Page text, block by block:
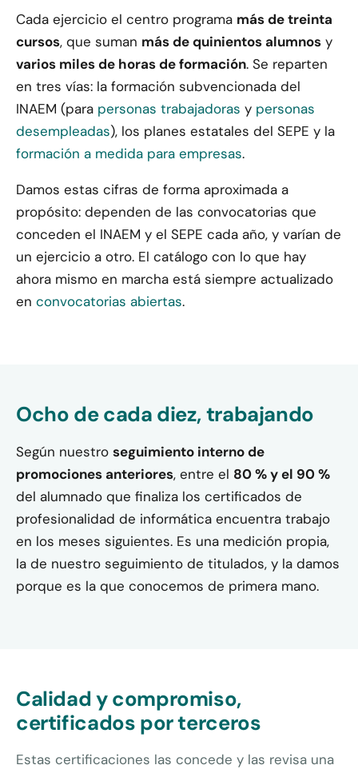
Cada ejercicio el centro programa más de treinta
cursos, que suman más de quinientos alumnos y
varios miles de horas de formación. Se reparten
en tres vías: la formación subvencionada del
INAEM (para personas trabajadoras y personas
desempleadas), los planes estatales del SEPE y la
formación a medida para empresas.
Damos estas cifras de forma aproximada a
propósito: dependen de las convocatorias que
conceden el INAEM y el SEPE cada año, y varían de
un ejercicio a otro. El catálogo con lo que hay
ahora mismo en marcha está siempre actualizado
en convocatorias abiertas.
Ocho de cada diez, trabajando
Según nuestro seguimiento interno de
promociones anteriores, entre el 80 % y el 90 %
del alumnado que finaliza los certificados de
profesionalidad de informática encuentra trabajo
en los meses siguientes. Es una medición propia,
la de nuestro seguimiento de titulados, y la damos
porque es la que conocemos de primera mano.
Calidad y compromiso,
certificados por terceros
Estas certificaciones las concede y las revisa una